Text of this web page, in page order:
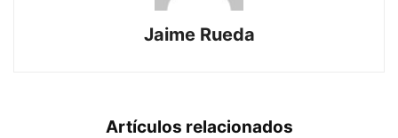
Jaime Rueda
Artículos relacionados